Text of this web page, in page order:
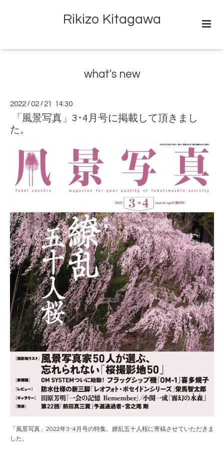
Rikizo Kitagawa
what's new
2022 /02 / 21 14:30
「風景写真」3･4月号に掲載して頂きまし
た。
「風景写真」2022年3･4月号の特集、繚乱五十人桜に寄稿させていただきま
した。